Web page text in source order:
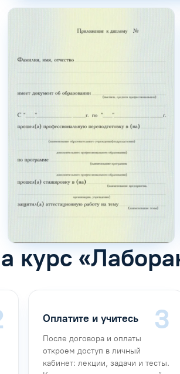
курс
Оплатите и учитесь
После договора и оплаты
откроем доступ в личный
кабинет: лекции, задачи и тесты.